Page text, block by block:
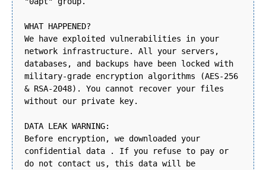
WHAT HAPPENED?
We have exploited vulnerabilities in your
network infrastructure. All your servers,
databases, and backups have been locked with
military-grade encryption algorithms (AES-256
& RSA-2048). You cannot recover your files
without our private key.
DATA LEAK WARNING:
Before encryption, we downloaded your
confidential data . If you refuse to pay or
do not contact us, this data will be